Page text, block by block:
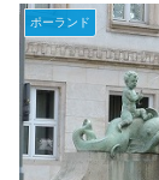
ポーランド